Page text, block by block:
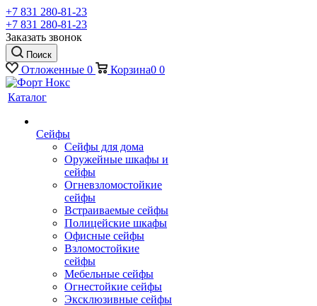
+7 831 280-81-23
+7 831 280-81-23
Заказать звонок
Поиск
Отложенные 0 Корзина0 0
Каталог
Сейфы
Сейфы для дома
Оружейные шкафы и
сейфы
Огневзломостойкие
сейфы
Встраиваемые сейфы
Полицейские шкафы
Офисные сейфы
Взломостойкие
сейфы
Мебельные сейфы
Огнестойкие сейфы
Эксклюзивные сейфы